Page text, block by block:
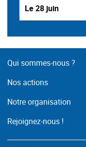
Le 28 juin
Qui sommes-nous ?
Nos actions
Notre organisation
Rejoignez-nous !